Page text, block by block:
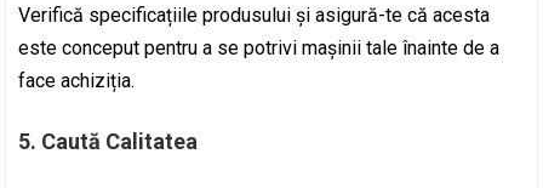
Verifică specificațiile produsului și asigură-te că acesta
este conceput pentru a se potrivi mașinii tale înainte de a
face achiziția.
5. Caută Calitatea